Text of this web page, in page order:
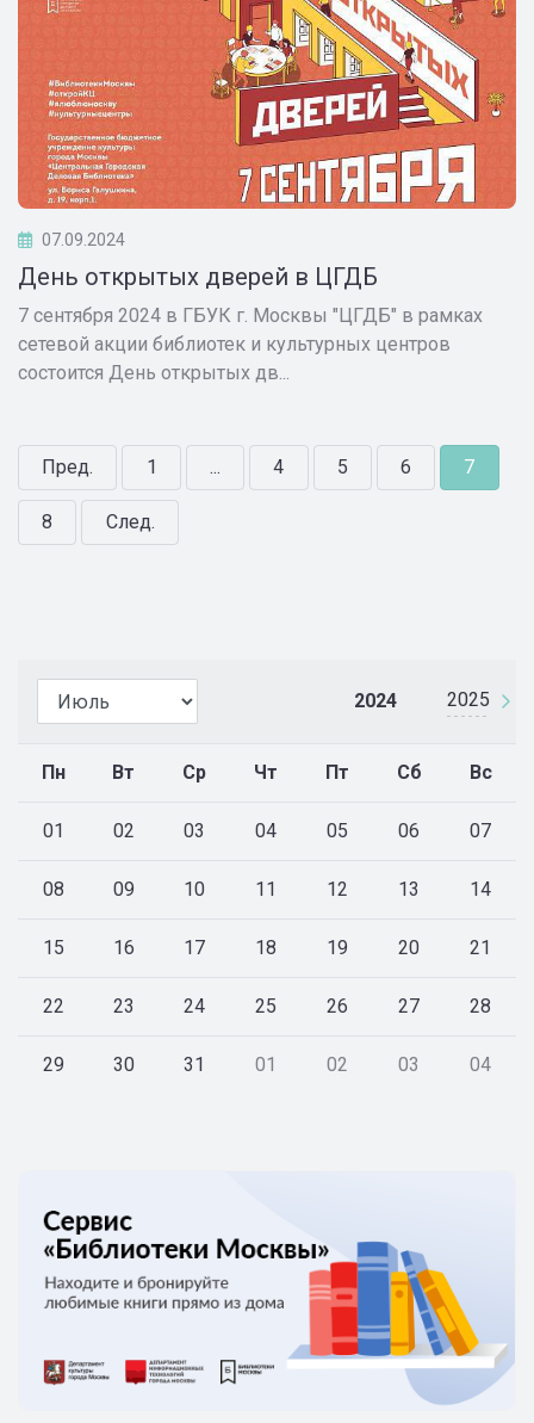
2024 2025
Пн Вт Ср Чт Пт Сб Вс
01 02 03 04 05 06 07
08 09 10 11 12 13 14
15 16 17 18 19 20 21
22 23 24 25 26 27 28
29 30 31 01 02 03 04
07.09.2024
День открытых дверей в ЦГДБ
7 сентября 2024 в ГБУК г. Москвы "ЦГДБ" в рамках
сетевой акции библиотек и культурных центров
состоится День открытых дв...
Пред. 1 ... 4 5 6 7
8 След.